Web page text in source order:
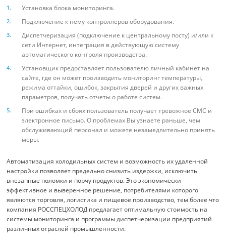
Установка блока мониторинга.
Подключение к нему контроллеров оборудования.
Диспетчеризация (подключение к центральному посту) и/или к
сети Интернет, интеграция в действующую систему
автоматического контроля производства.
Установщик предоставляет пользователю личный кабинет на
сайте, где он может производить мониторинг температуры,
режима оттайки, ошибок, закрытия дверей и других важных
параметров, получать отчеты о работе систем.
При ошибках и сбоях пользователь получает тревожное СМС и
электронное письмо. О проблемах Вы узнаете раньше, чем
обслуживающий персонал и можете незамедлительно принять
меры.
Автоматизация холодильных систем и возможность их удаленной
настройки позволяет предельно снизить издержки, исключить
внезапные поломки и порчу продуктов. Это экономически
эффективное и выверенное решение, потребителями которого
являются торговля, логистика и пищевое производство, тем более что
компания РОССПЕЦХОЛОД предлагает оптимальную стоимость на
системы мониторинга и программы диспетчеризации предприятий
различных отраслей промышленности.